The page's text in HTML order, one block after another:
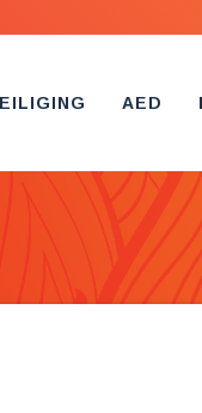
AED